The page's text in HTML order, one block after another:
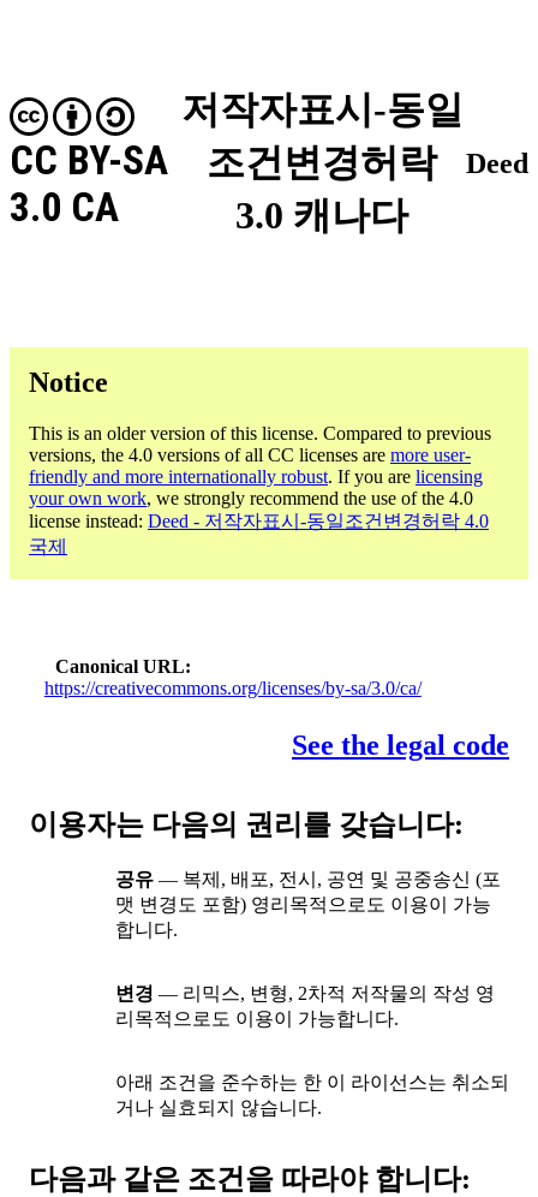
저작자표시-동일
조건변경허락
3.0 캐나다
CC BY-SA
3.0 CA
Deed
Notice
This is an older version of this license. Compared to previous
versions, the 4.0 versions of all CC licenses are more user-
friendly and more internationally robust. If you are licensing
your own work, we strongly recommend the use of the 4.0
license instead: Deed - 저작자표시-동일조건변경허락 4.0
국제
Canonical URL
https://creativecommons.org/licenses/by-sa/3.0/ca/
See the legal code
이용자는 다음의 권리를 갖습니다:
공유 — 복제, 배포, 전시, 공연 및 공중송신 (포
맷 변경도 포함) 영리목적으로도 이용이 가능
합니다.
변경 — 리믹스, 변형, 2차적 저작물의 작성 영
리목적으로도 이용이 가능합니다.
아래 조건을 준수하는 한 이 라이선스는 취소되
거나 실효되지 않습니다.
다음과 같은 조건을 따라야 합니다: